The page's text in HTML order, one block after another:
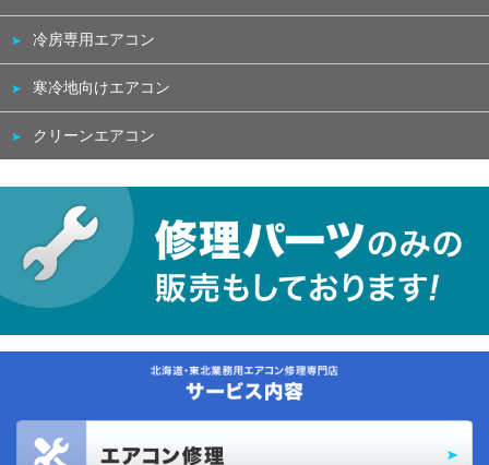
冷房専用エアコン
寒冷地向けエアコン
クリーンエアコン